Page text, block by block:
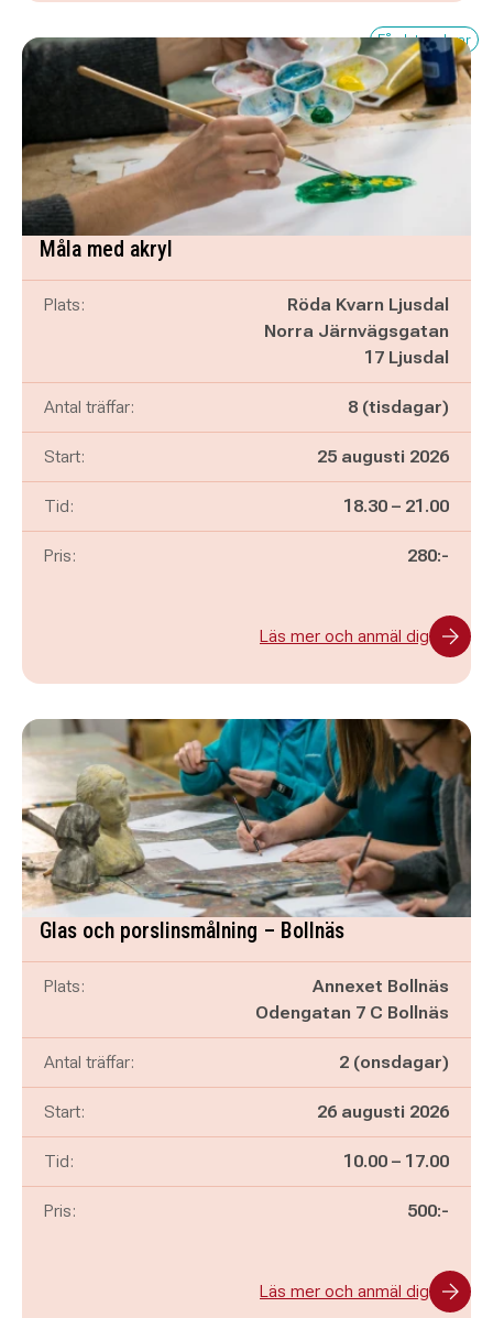
Få platser kvar
Måla med akryl
Plats:
Röda Kvarn Ljusdal
Norra Järnvägsgatan
17 Ljusdal
Antal träffar: 8 (tisdagar)
Start: 25 augusti 2026
Tid: Pågår mellan
18.30 – och
21.00
Pris: 280:-
Läs mer och anmäl dig
Glas och porslinsmålning – Bollnäs
Plats:
Annexet Bollnäs
Odengatan 7 C Bollnäs
Antal träffar: 2 (onsdagar)
Start: 26 augusti 2026
Tid: Pågår mellan
10.00 – och
17.00
Pris: 500:-
Läs mer och anmäl dig